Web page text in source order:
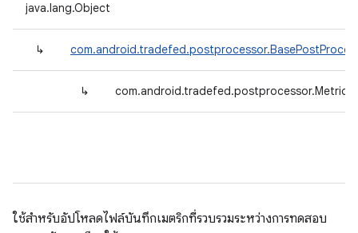
java.lang.Object
↳
↳
ใช้สำหรับอัปโหลดไฟล์บันทึกเมตริกที่รวบรวมระหว่างการทดสอบ